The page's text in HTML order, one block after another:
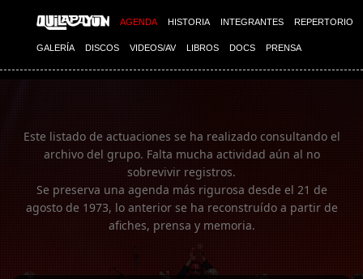
AGENDA HISTORIA INTEGRANTES REPERTORIO
GALERÍA DISCOS VIDEOS/AV LIBROS DOCS PRENSA
Imagen 01
Este listado de actuaciones se ha realizado consultando el
archivo del grupo. Falta mucha actividad aún al no
sobrevivir registros.
Se preserva una agenda más rigurosa desde el 21 de
agosto de 1973, lo anterior se ha reconstruído a partir de
afiches, prensa y memoria.